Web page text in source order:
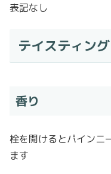
表記なし
テイスティン
香り
栓を開けるとパインニ
ます